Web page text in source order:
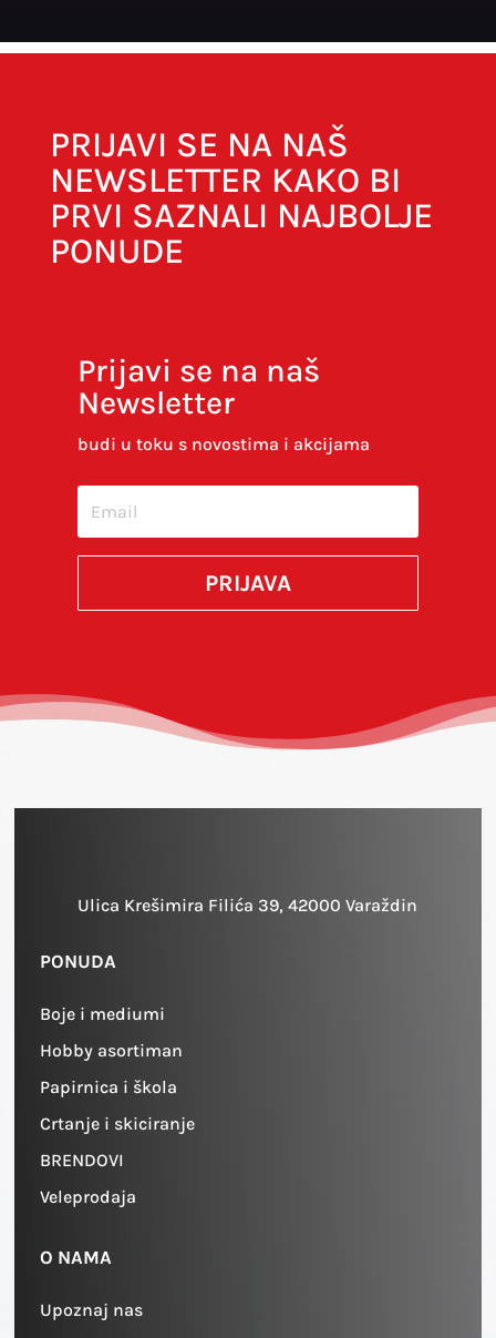
PRIJAVI SE NA NAŠ
NEWSLETTER KAKO BI
PRVI SAZNALI NAJBOLJE
PONUDE
Prijavi se na naš
Newsletter
budi u toku s novostima i akcijama
PRIJAVA
Ulica Krešimira Filića 39, 42000 Varaždin
PONUDA
Boje i mediumi
Hobby asortiman
Papirnica i škola
Crtanje i skiciranje
BRENDOVI
Veleprodaja
O NAMA
Upoznaj nas